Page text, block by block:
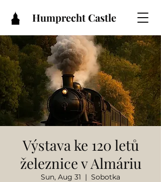
Humprecht Castle
Výstava ke 120 letů
železnice v Almáriu
Sun, Aug 31
  |
Sobotka